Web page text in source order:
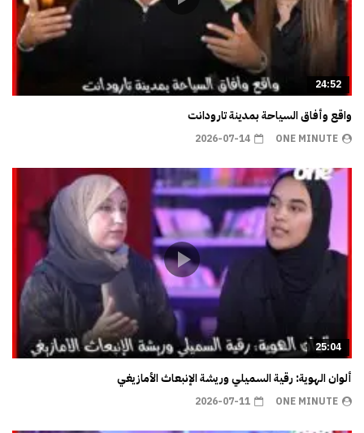
24:52
واقع وأفاق السياحة بمدينة تارودانت
ONE MINUTE
2026-07-14
25:04
ألوان الهوية: رقية السميلي وريشة الإنبعاث الأمازيغي
ONE MINUTE
2026-07-11